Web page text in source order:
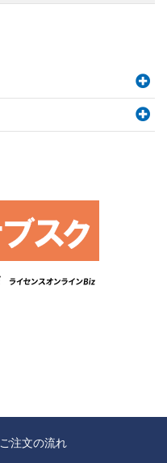
ご注文の流れ